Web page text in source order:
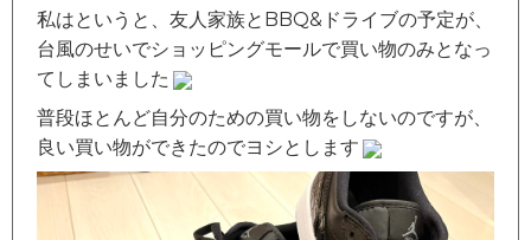
私はというと、友人家族とBBQ&ドライブの予定が、
台風のせいでショッピングモールで買い物のみとなっ
てしまいました
普段ほとんど自分のための買い物をしないのですが、
良い買い物ができたのでヨシとします